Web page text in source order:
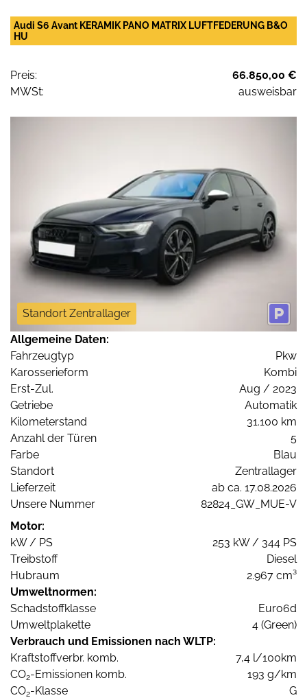
Audi S6 Avant KERAMIK PANO MATRIX LUFTFEDERUNG B&O
HU
Preis:
66.850,00 €
MWSt:
ausweisbar
Standort Zentrallager
Allgemeine Daten:
Fahrzeugtyp
Pkw
Karosserieform
Kombi
Erst-Zul.
Aug / 2023
Getriebe
Automatik
Kilometerstand
31.100 km
Anzahl der Türen
5
Farbe
Blau
Standort
Zentrallager
Lieferzeit
ab ca. 17.08.2026
Unsere Nummer
82824_GW_MUE-V
Motor:
kW / PS
253 kW / 344 PS
Treibstoff
Diesel
Hubraum
2.967 cm³
Umweltnormen:
Schadstoffklasse
Euro6d
Umweltplakette
4 (Green)
Verbrauch und Emissionen nach WLTP:
Kraftstoffverbr. komb.
7,4 l/100km
CO2-Emissionen komb.
193 g/km
CO2-Klasse G